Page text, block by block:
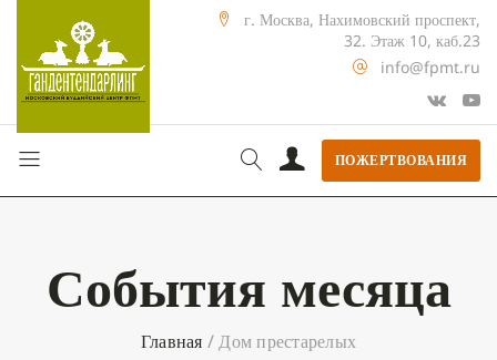
г. Москва, Нахимовский проспект,
32. Этаж 10, каб.23
info@fpmt.ru
ПОЖЕРТВОВАНИЯ
События месяца
Главная /Дом престарелых